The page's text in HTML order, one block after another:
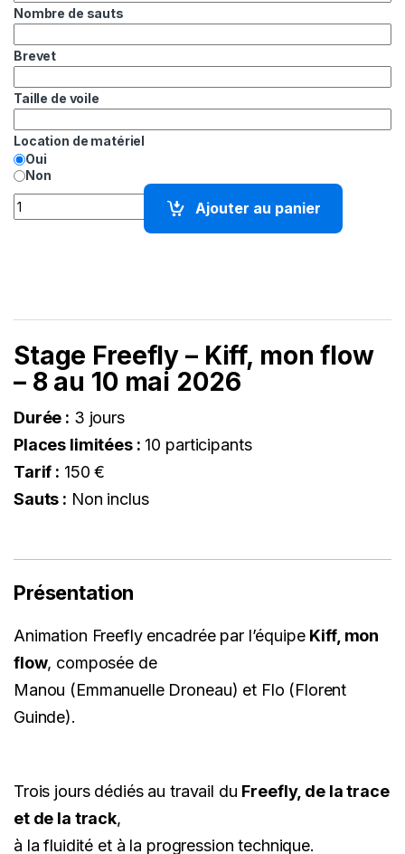
Nombre de sauts
Brevet
Taille de voile
Location de matériel
Oui
Non
quantité de Stage Freefly – Kiff mon flow – 8 au 10 mai
Ajouter au panier
Stage Freefly – Kiff, mon flow
– 8 au 10 mai 2026
Durée : 3 jours
Places limitées : 10 participants
Tarif : 150 €
Sauts : Non inclus
Présentation
Animation Freefly encadrée par l’équipe Kiff, mon
flow, composée de
Manou (Emmanuelle Droneau) et Flo (Florent
Guinde).
Trois jours dédiés au travail du Freefly, de la trace
et de la track,
à la fluidité et à la progression technique.